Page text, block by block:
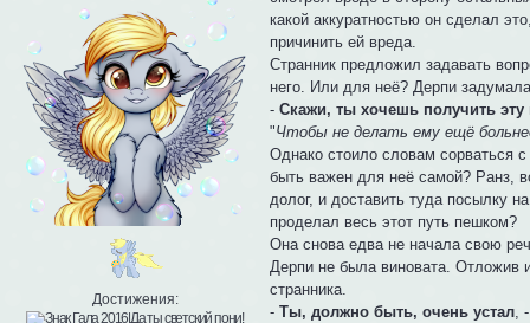
Достижения:
какой аккуратностью он сделал
причинить ей вреда.
Странник предложил задавать
него. Или для неё? Дерпи
-Скажи, ты хочешь получить
"Чтобы не делать ему ещё
Однако стоило словам сорваться
быть важен для неё самой? Ранз,
долог, и доставить туда посылку
проделал весь этот путь пешком?
Она снова едва не начала свою
Дерпи не была виновата. Отложив
странника.
-Ты, должно быть, очень устал